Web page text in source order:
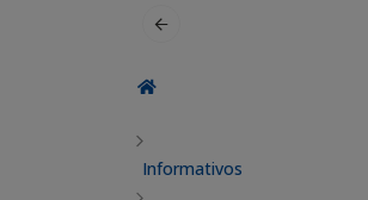
Informativos